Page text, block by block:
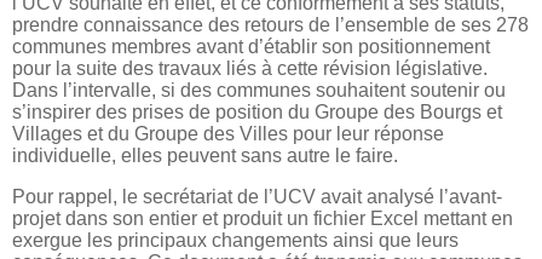
prendre connaissance des retours de l’ensemble de ses 278
communes membres avant d’établir son positionnement
pour la suite des travaux liés à cette révision législative.
Dans l’intervalle, si des communes souhaitent soutenir ou
s’inspirer des prises de position du Groupe des Bourgs et
Villages et du Groupe des Villes pour leur réponse
individuelle, elles peuvent sans autre le faire.
Pour rappel, le secrétariat de l’UCV avait analysé l’avant-
projet dans son entier et produit un fichier Excel mettant en
exergue les principaux changements ainsi que leurs